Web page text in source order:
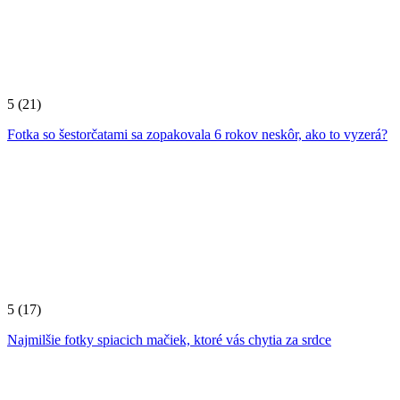
5 (21)
Fotka so šestorčatami sa zopakovala 6 rokov neskôr, ako to vyzerá?
5 (17)
Najmilšie fotky spiacich mačiek, ktoré vás chytia za srdce